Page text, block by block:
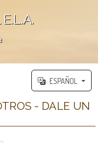
ESPAÑOL
- DALE UN